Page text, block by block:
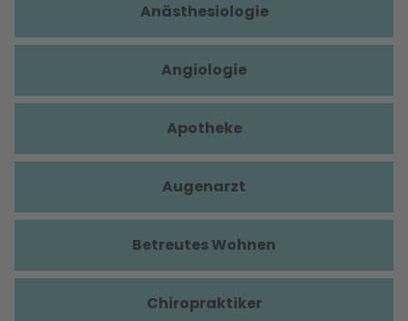
Anästhesiologie
Angiologie
Apotheke
Augenarzt
Betreutes Wohnen
Chiropraktiker